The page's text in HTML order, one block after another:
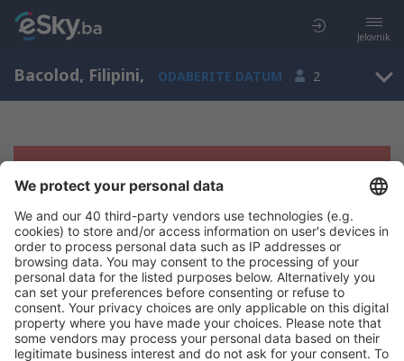
Jelovnik
Bacolod, Filipini, ODABERITE DATUM 2
Žao nam je, ne možemo da prikažemo
rezultate
Pokušajte još jednom kad izaberete druge kriterijume